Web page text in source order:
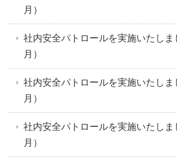
月）
社内安全パトロールを実施いたし
月）
社内安全パトロールを実施いたし
月）
社内安全パトロールを実施いたし
月）